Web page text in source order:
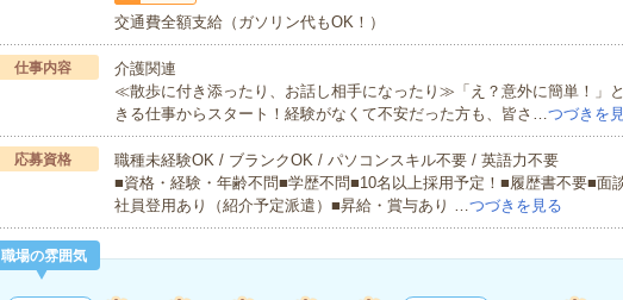
交通費全額支給（ガソリン代もOK！）
仕事内容
介護関連
≪散歩に付き添ったり、お話し相手になったり≫「え？意外に簡単！」
きる仕事からスタート！経験がなくて不安だった方も、皆さ…つづきを
応募資格
職種未経験OK / ブランクOK / パソコンスキル不要 / 英語力不要
■資格・経験・年齢不問■学歴不問■10名以上採用予定！■履歴書不要■面
社員登用あり（紹介予定派遣）■昇給・賞与あり …つづきを見る
職場の雰囲気